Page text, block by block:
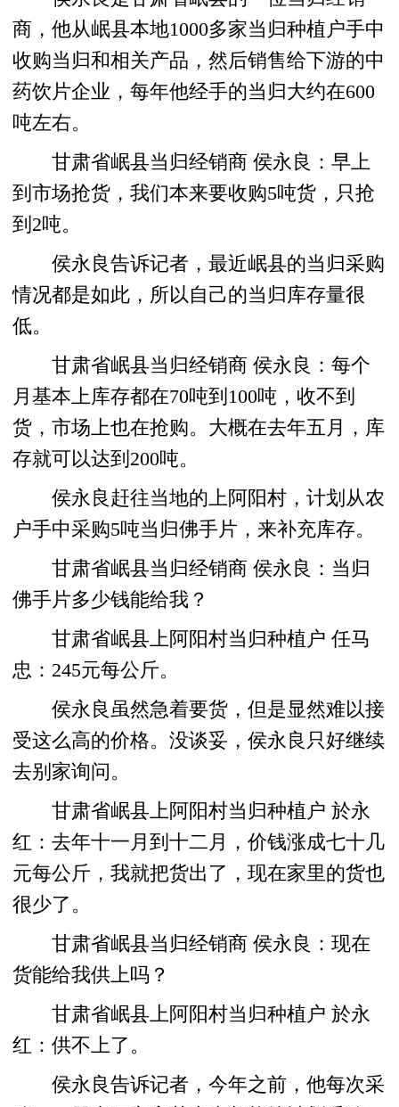
商，他从岷县本地1000多家当归种植户手中
收购当归和相关产品，然后销售给下游的中
药饮片企业，每年他经手的当归大约在600
吨左右。
甘肃省岷县当归经销商 侯永良：早上
到市场抢货，我们本来要收购5吨货，只抢
到2吨。
侯永良告诉记者，最近岷县的当归采购
情况都是如此，所以自己的当归库存量很
低。
甘肃省岷县当归经销商 侯永良：每个
月基本上库存都在70吨到100吨，收不到
货，市场上也在抢购。大概在去年五月，库
存就可以达到200吨。
侯永良赶往当地的上阿阳村，计划从农
户手中采购5吨当归佛手片，来补充库存。
甘肃省岷县当归经销商 侯永良：当归
佛手片多少钱能给我？
甘肃省岷县上阿阳村当归种植户 任马
忠：245元每公斤。
侯永良虽然急着要货，但是显然难以接
受这么高的价格。没谈妥，侯永良只好继续
去别家询问。
甘肃省岷县上阿阳村当归种植户 於永
红：去年十一月到十二月，价钱涨成七十几
元每公斤，我就把货出了，现在家里的货也
很少了。
甘肃省岷县当归经销商 侯永良：现在
货能给我供上吗？
甘肃省岷县上阿阳村当归种植户 於永
红：供不上了。
侯永良告诉记者，今年之前，他每次采